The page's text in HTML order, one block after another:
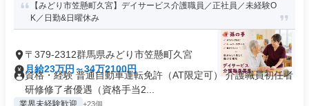
【みどり市笠懸町久宮】デイサービス介護職員／正社員／未経験O
K／日勤&日曜休み
〒379-2312群馬県みどり市笠懸町久宮
月給23万円～34万2100円
資格・経験 普通自動車運転免許（AT限定可） 介護職員初任者
研修修了者優遇（資格手当2...
業界未経験歓迎 +23個